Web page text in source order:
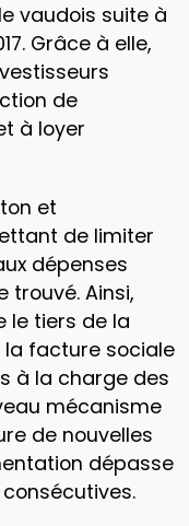
vaudois suite à
Grâce à elle,
de
à loyer
et
de limiter
dépenses
trouvé. Ainsi,
le tiers de la
facture sociale
à la charge des
mécanisme
de nouvelles
dépasse